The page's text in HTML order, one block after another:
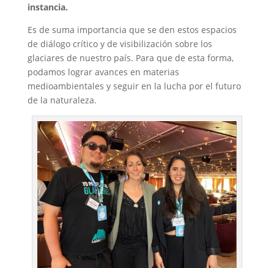
instancia.
Es de suma importancia que se den estos espacios
de diálogo crítico y de visibilización sobre los
glaciares de nuestro país. Para que de esta forma,
podamos lograr avances en materias
medioambientales y seguir en la lucha por el futuro
de la naturaleza.